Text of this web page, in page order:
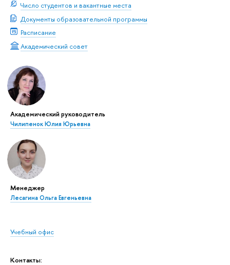
Число студентов и вакантные места
Документы образовательной программы
Расписание
Академический совет
Академический руководитель
Чилипенок Юлия Юрьевна
Менеджер
Лесагина Ольга Евгеньевна
Учебный офис
Контакты: